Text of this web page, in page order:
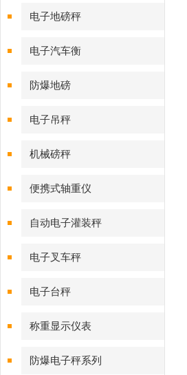
电子地磅秤
电子汽车衡
防爆地磅
电子吊秤
机械磅秤
便携式轴重仪
自动电子灌装秤
电子叉车秤
电子台秤
称重显示仪表
防爆电子秤系列